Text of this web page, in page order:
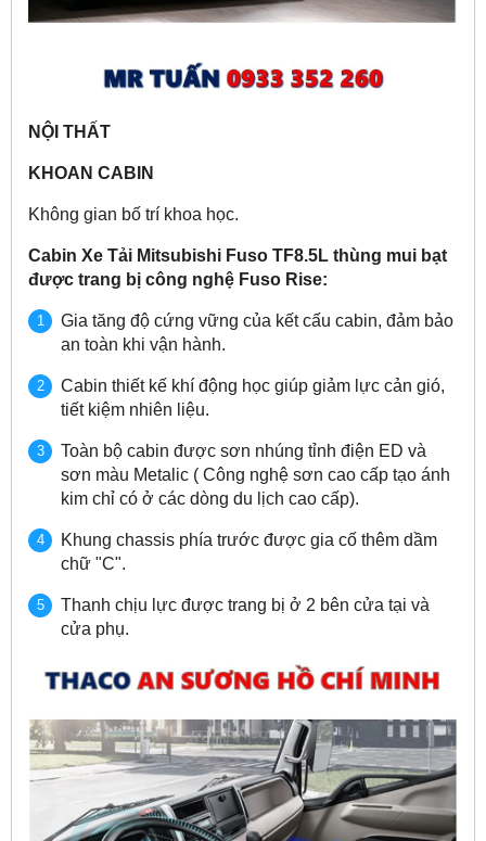
NỘI THẤT
KHOAN CABIN
Không gian bố trí khoa học.
Cabin Xe Tải Mitsubishi Fuso TF8.5L thùng mui bạt
được trang bị công nghệ Fuso Rise:
Gia tăng độ cứng vững của kết cấu cabin, đảm bảo
an toàn khi vận hành.
Cabin thiết kế khí động học giúp giảm lực cản gió,
tiết kiệm nhiên liệu.
Toàn bộ cabin được sơn nhúng tỉnh điện ED và
sơn màu Metalic ( Công nghệ sơn cao cấp tạo ánh
kim chỉ có ở các dòng du lịch cao cấp).
Khung chassis phía trước được gia cố thêm dầm
chữ "C".
Thanh chịu lực được trang bị ở 2 bên cửa tại và
cửa phụ.